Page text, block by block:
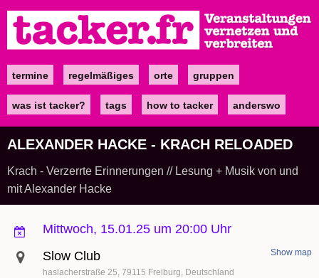
zum
Inhalt
Maintermine regelmäßiges orte gruppen
was ist tacker? tags how to tacker anderswo
ALEXANDER HACKE - KRACH RELOADED
Krach - Verzerrte Erinnerungen // Lesung + Musik von und
mit Alexander Hacke
Mittwoch, 15.01.25 um 20:00 Uhr
Slow Club
haslacherstraße 25 79115 Freiburg Deutschland
Show map